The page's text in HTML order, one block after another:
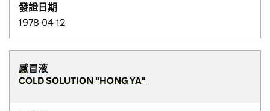
發證日期
1978-04-12
感冒液
COLD SOLUTION "HONG YA"